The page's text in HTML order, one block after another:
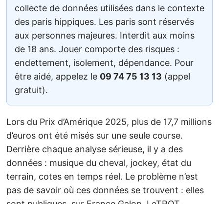
collecte de données utilisées dans le contexte
des paris hippiques. Les paris sont réservés
aux personnes majeures. Interdit aux moins
de 18 ans. Jouer comporte des risques :
endettement, isolement, dépendance. Pour
être aidé, appelez le 09 74 75 13 13 (appel
gratuit).
Lors du Prix d’Amérique 2025, plus de 17,7 millions
d’euros ont été misés sur une seule course.
Derrière chaque analyse sérieuse, il y a des
données : musique du cheval, jockey, état du
terrain, cotes en temps réel. Le problème n’est
pas de savoir où ces données se trouvent : elles